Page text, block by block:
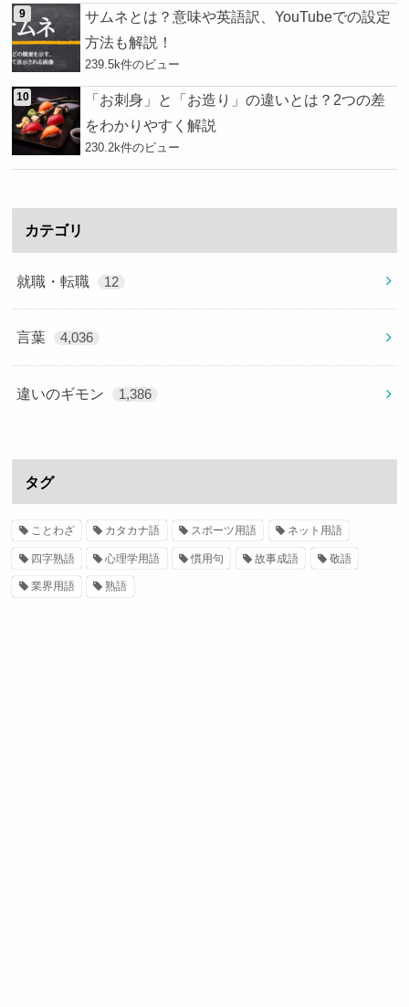
サムネとは？意味や英語訳、YouTubeでの設定
方法も解説！
239.5k件のビュー
「お刺身」と「お造り」の違いとは？2つの差
をわかりやすく解説
230.2k件のビュー
カテゴリ
就職・転職 12
言葉 4,036
違いのギモン 1,386
タグ
ことわざ カタカナ語 スポーツ用語 ネット用語
四字熟語 心理学用語 慣用句 故事成語 敬語
業界用語 熟語